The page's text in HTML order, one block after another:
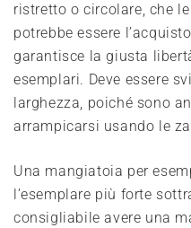
ristretto o circolare, che
potrebbe essere
garantisce la giusta
esemplari. Deve essere
larghezza, poiché sono
arrampicarsi usando le
Una mangiatoia per
l’esemplare più forte
consigliabile avere una